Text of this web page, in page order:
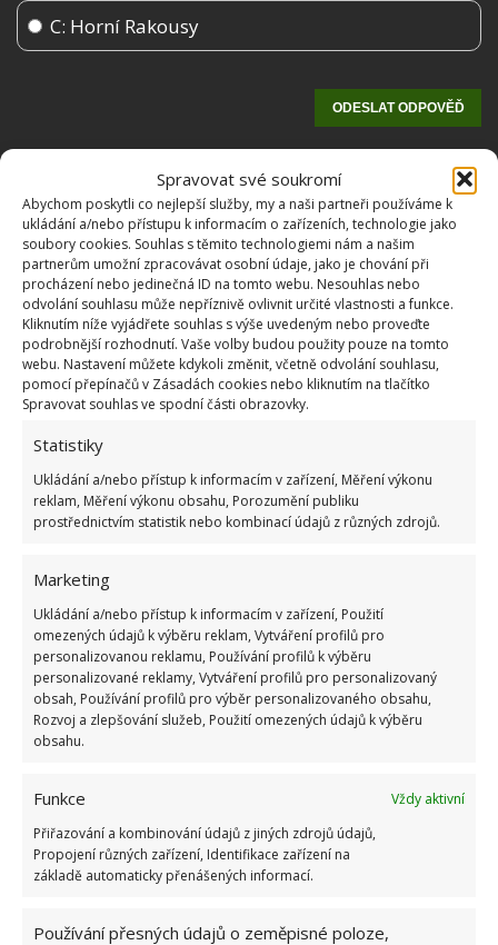
Spravovat své soukromí
Abychom poskytli co nejlepší služby, my a naši partneři používáme k
ukládání a/nebo přístupu k informacím o zařízeních, technologie jako
soubory cookies. Souhlas s těmito technologiemi nám a našim
partnerům umožní zpracovávat osobní údaje, jako je chování při
procházení nebo jedinečná ID na tomto webu. Nesouhlas nebo
odvolání souhlasu může nepříznivě ovlivnit určité vlastnosti a funkce.
Kliknutím níže vyjádřete souhlas s výše uvedeným nebo proveďte
podrobnější rozhodnutí. Vaše volby budou použity pouze na tomto
webu. Nastavení můžete kdykoli změnit, včetně odvolání souhlasu,
pomocí přepínačů v Zásadách cookies nebo kliknutím na tlačítko
Spravovat souhlas ve spodní části obrazovky.
Statistiky
Ukládání a/nebo přístup k informacím v zařízení, Měření výkonu
reklam, Měření výkonu obsahu, Porozumění publiku
prostřednictvím statistik nebo kombinací údajů z různých zdrojů.
Marketing
Ukládání a/nebo přístup k informacím v zařízení, Použití
omezených údajů k výběru reklam, Vytváření profilů pro
personalizovanou reklamu, Používání profilů k výběru
personalizované reklamy, Vytváření profilů pro personalizovaný
obsah, Používání profilů pro výběr personalizovaného obsahu,
Rozvoj a zlepšování služeb, Použití omezených údajů k výběru
obsahu.
Funkce
Vždy aktivní
Přiřazování a kombinování údajů z jiných zdrojů údajů,
Propojení různých zařízení, Identifikace zařízení na
základě automaticky přenášených informací.
Používání přesných údajů o zeměpisné poloze,
C: Horní Rakousy
OBLÍBENÉ ČLÁNKY
Pokuta až 10 000 Kč hrozí za nesprávné sekání i
nesekání trávy. Záleží i na prostředku a lokaci
Kvíz na téma pionýrské tábory za socialismu:
Kdo je zažil, bez problému získá 12 ze 12 bodů
12.5.2026
komunismu: 10 retro otázek ukáže, kdo má
dobrý přehled
23.6.2026
Retro kvíz o oblíbených autech v dobách